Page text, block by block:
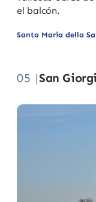
el balcón.
Santa Maria della
05 |San